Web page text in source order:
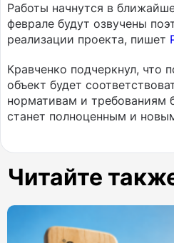
Работы начнутся в
феврале будут озвучены
реализации проекта, пишет
Кравченко подчеркнул, что
объект будет
нормативам и требованиям
станет полноценным и
Читайте